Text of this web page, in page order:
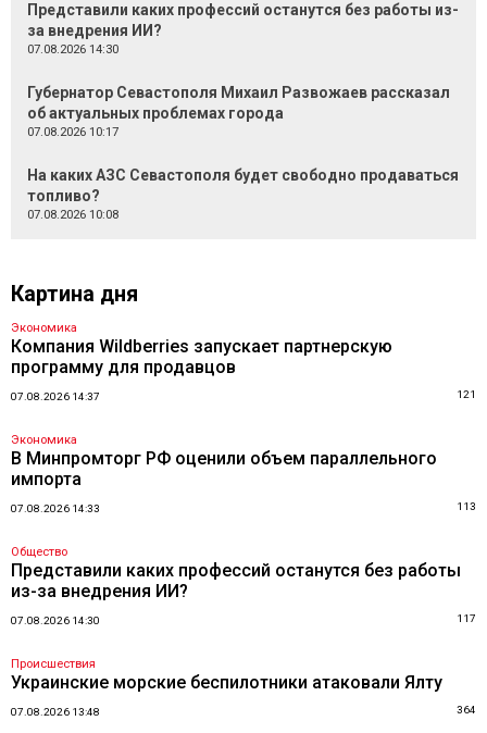
Представили каких профессий останутся без работы из-
за внедрения ИИ?
07.08.2026 14:30
Губернатор Севастополя Михаил Развожаев рассказал
об актуальных проблемах города
07.08.2026 10:17
На каких АЗС Севастополя будет свободно продаваться
топливо?
07.08.2026 10:08
Картина дня
Экономика
Компания Wildberries запускает партнерскую
программу для продавцов
07.08.2026 14:37 121
Экономика
В Минпромторг РФ оценили объем параллельного
импорта
07.08.2026 14:33 113
Общество
Представили каких профессий останутся без работы
из-за внедрения ИИ?
07.08.2026 14:30 117
Происшествия
Украинские морские беспилотники атаковали Ялту
07.08.2026 13:48 364